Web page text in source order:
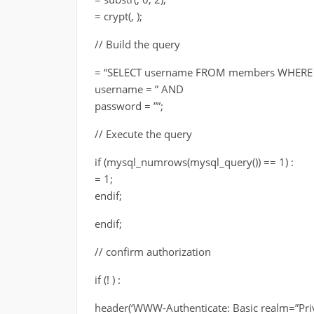
= crypt(, );
// Build the query
= “SELECT username FROM members WHERE
username = ” AND
password = ””;
// Execute the query
if (mysql_numrows(mysql_query()) == 1) :
= 1;
endif;
endif;
// confirm authorization
if (! ) :
header(‘WWW-Authenticate: Basic